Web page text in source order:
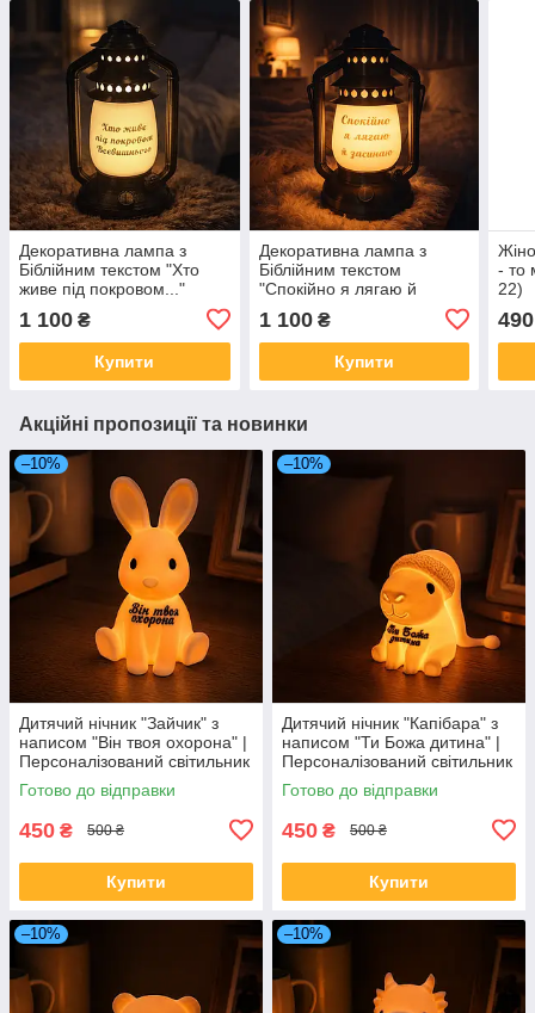
Декоративна лампа з
Біблійним текстом "Хто
живе під покровом..."
1 100 ₴
Купити
Декоративна лампа з
Біблійним текстом
"Спокійно я лягаю й
1 100₴
Купити
- то
22)
490
Акційні пропозиції та новинки
–10%
Дитячий нічник "Зайчик" з
написом "Він твоя охорона" |
Персоналізований світильник
для дітей | Тепле жовте
світло | 13–15 см
Готово до відправки
450 ₴ 500 ₴
Купити
–10%
Дитячий нічник "Капібара" з
написом "Ти Божа дитина" |
Персоналізований світильник
для дітей | Тепле жовте
світло | 13–15 см
Готово до відправки
450 ₴ 500 ₴
Купити
–10% –10%